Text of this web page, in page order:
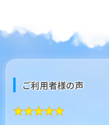
ご利用者様の声
★★★★★